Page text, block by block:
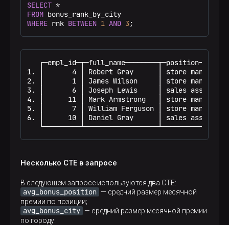
SELECT *
FROM
WHERE rnk BETWEEN 1 AND 3;
1. │       4 │ Robert Gray      │ store manager
2. │       1 │ James Wilson     │ store manager
3. │       6 │ Joseph Lewis     │ sales
4. │      11 │ Mark Armstrong   │ store
5. │       7 │ William Ferguson │ store
6. │      10 │ Daniel Gray      │ sales
Несколько CTE в запросе
В следующем запросе используются два CTE:
avg_bonus_position — средний размер месячной
премии по позиции;
avg_bonus_city — средний размер месячной премии
по городу.